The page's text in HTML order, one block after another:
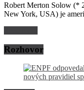
Robert Merton Solow (*
New York, USA) je
Rozhovor